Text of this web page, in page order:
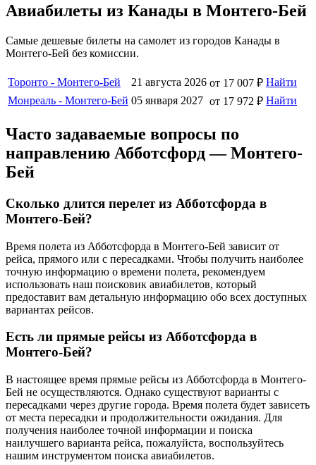
Авиабилеты из Канады в Монтего-Бей
Самые дешевые билеты на самолет из городов Канады в
Монтего-Бей без комиссии.
Торонто - Монтего-Бей 21 августа 2026 от 17 007 ₽ Найти
Монреаль - Монтего-Бей 05 января 2027 от 17 972 ₽ Найти
Часто задаваемые вопросы по
направлению Абботсфорд — Монтего-
Бей
Сколько длится перелет из Абботсфорда в
Монтего-Бей?
Время полета из Абботсфорда в Монтего-Бей зависит от
рейса, прямого или с пересадками. Чтобы получить наиболее
точную информацию о времени полета, рекомендуем
использовать наш поисковик авиабилетов, который
предоставит вам детальную информацию обо всех доступных
вариантах рейсов.
Есть ли прямые рейсы из Абботсфорда в
Монтего-Бей?
В настоящее время прямые рейсы из Абботсфорда в Монтего-
Бей не осуществляются. Однако существуют варианты с
пересадками через другие города. Время полета будет зависеть
от места пересадки и продолжительности ожидания. Для
получения наиболее точной информации и поиска
наилучшего варианта рейса, пожалуйста, воспользуйтесь
нашим инструментом поиска авиабилетов.